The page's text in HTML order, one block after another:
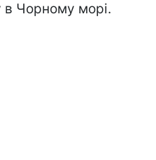
в Чорному морі.